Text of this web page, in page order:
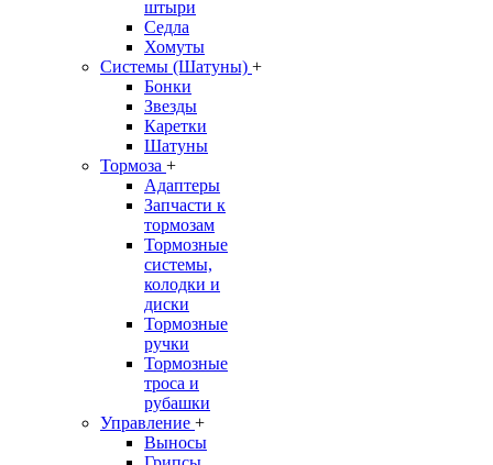
штыри
Седла
Хомуты
Системы (Шатуны) +
Бонки
Звезды
Каретки
Шатуны
Тормоза +
Адаптеры
Запчасти к
тормозам
Тормозные
системы,
колодки и
диски
Тормозные
ручки
Тормозные
троса и
рубашки
Управление +
Выносы